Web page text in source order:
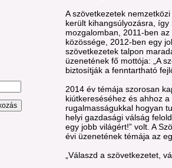
A szövetkezetek
került kihangsúlyozásra,
mozgalomban, 2011-ben
közössége, 2012-ben egy
szövetkezetek talpon
üzenetének fő mottója: „A
biztosítják a fenntartható
2014 év témája szorosan
kiútkereséséhez és ahhoz
rugalmasságukkal hogyan
helyi gazdasági válság
egy jobb világért!” volt. A
évi üzenetének témája az
„Válaszd a szövetkezetet,